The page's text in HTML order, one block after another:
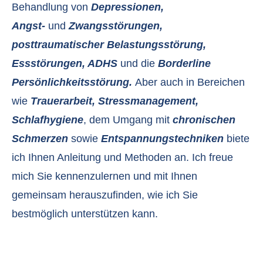
Behandlung von Depressionen,
Angst- undZwangsstörungen,
posttraumatischer Belastungsstörung,
Essstörungen, ADHS und die Borderline
Persönlichkeitsstörung. Aber auch in Bereichen
wie Trauerarbeit, Stressmanagement,
Schlafhygiene, dem Umgang mit chronischen
Schmerzen sowie Entspannungstechniken biete
ich Ihnen Anleitung und Methoden an. Ich freue
mich Sie kennenzulernen und mit Ihnen
gemeinsam herauszufinden, wie ich Sie
bestmöglich unterstützen kann.